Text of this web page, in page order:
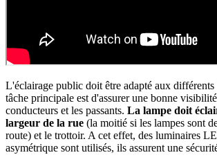
L'éclairage public doit être adapté aux différents
tâche principale est d'assurer une bonne
conducteurs et les passants. La lampe doit
largeur de la rue (la moitié si les lampes sont
route) et le trottoir. A cet effet, des luminaires
asymétrique sont utilisés, ils assurent une